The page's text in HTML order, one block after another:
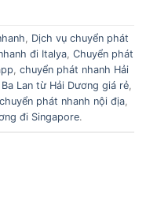
, Dịch vụ chuyển phát
đi Italya, Chuyển phát
, chuyển phát nhanh Hải
Lan từ Hải Dương giá rẻ,
chuyển phát nhanh nội địa,
đi Singapore.